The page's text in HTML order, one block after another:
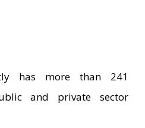
has more than 241
and private sector